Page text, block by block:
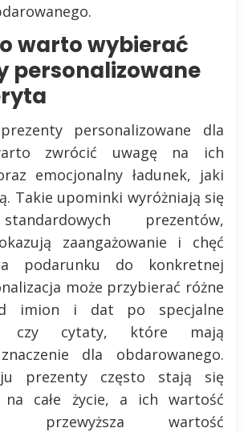
warto wybierać
personalizowane
personalizowane dla
zwrócić uwagę na ich
emocjonalny ładunek, jaki
Takie upominki wyróżniają się
prezentów,
zaangażowanie i chęć
podarunku do konkretnej
może przybierać różne
imion i dat po specjalne
czy cytaty, które mają
dla obdarowanego.
prezenty często stają się
na całe życie, a ich wartość
przewyższa wartość